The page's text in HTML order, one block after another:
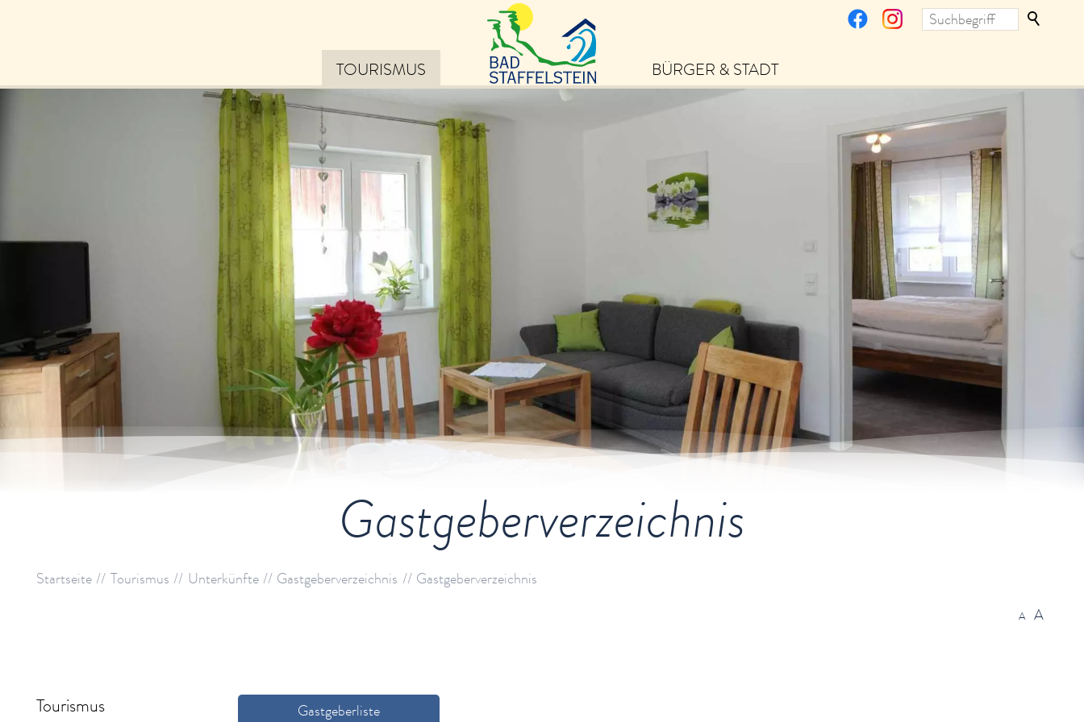
TOURISMUS BÜRGER & STADT
Gastgeberverzeichnis
Startseite Tourismus Unterkünfte Gastgeberverzeichnis Gastgeberverzeichnis
A A
Tourismus Gastgeberliste
Bleiben Sie auf dem
Laufenden über die schönsten
Erlebnisse in Bad Staffelstein
– von Veranstaltungen und
Tipps zu Ausflugszielen bis hin
zu exklusiven Angeboten und
Neuigkeiten.
Zum Newsletter anmelden